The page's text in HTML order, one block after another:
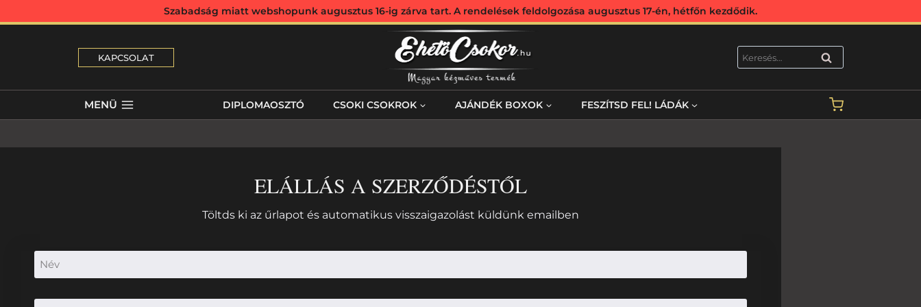
Szabadság miatt webshopunk augusztus 16-ig zárva tart. A rendelések feldolgozása augusztus 17-én, hétfőn kezdődik.
KAPCSOLAT KERESÉS
MENÜ DIPLOMAOSZTÓ CSOKI CSOKROK AJÁNDÉK BOXOK FESZÍTSD FEL! LÁDÁK
ELÁLLÁS A SZERZŐDÉSTŐL
Töltds ki az űrlapot és automatikus visszaigazolást küldünk emailben